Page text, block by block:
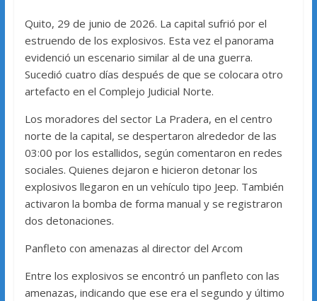
Quito, 29 de junio de 2026. La capital sufrió por el
estruendo de los explosivos. Esta vez el panorama
evidenció un escenario similar al de una guerra.
Sucedió cuatro días después de que se colocara otro
artefacto en el Complejo Judicial Norte.
Los moradores del sector La Pradera, en el centro
norte de la capital, se despertaron alrededor de las
03:00 por los estallidos, según comentaron en redes
sociales. Quienes dejaron e hicieron detonar los
explosivos llegaron en un vehículo tipo Jeep. También
activaron la bomba de forma manual y se registraron
dos detonaciones.
Panfleto con amenazas al director del Arcom
Entre los explosivos se encontró un panfleto con las
amenazas, indicando que ese era el segundo y último